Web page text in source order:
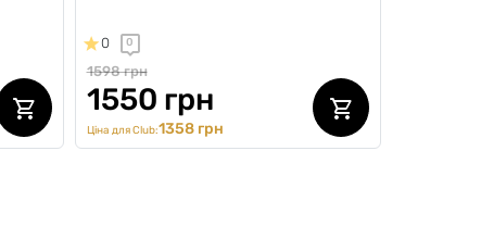
0 0
1598 грн
1550 грн
Ціна для Club:1358 грн